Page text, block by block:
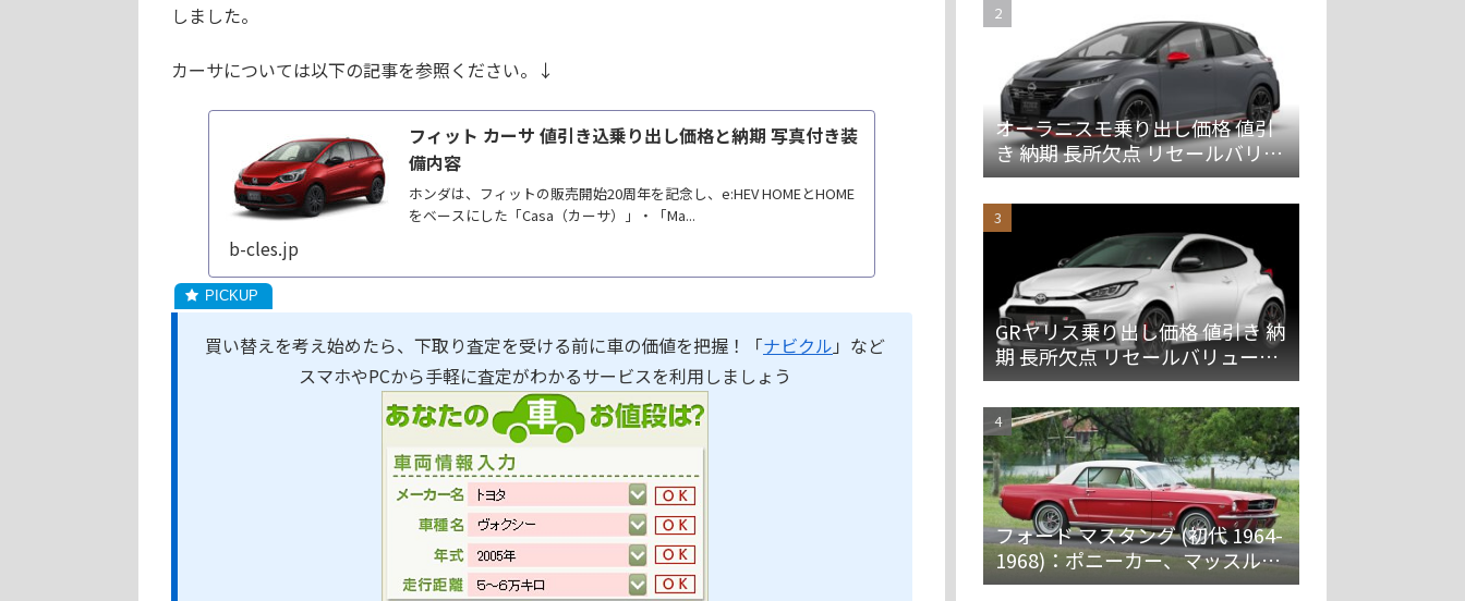
しました。
カーサについては以下の記事を参照ください。↓
フィット カーサ 値引き込乗り出し価格と納期 写真付き装
備内容
ホンダは、フィットの販売開始20周年を記念し、e:HEV HOMEとHOME
をベースにした「Casa（カーサ）」・「Ma...
b-cles.jp
買い替えを考え始めたら、下取り査定を受ける前に車の価値を把握！「ナビクル 」など
スマホやPCから手軽に査定がわかるサービスを利用しましょう
オーラニスモ乗り出し価格 値引
き 納期 長所欠点 リセールバリュ
ーを解説
GRヤリス乗り出し価格 値引き 納
期 長所欠点 リセールバリューを
解説
フォード マスタング (初代 1964-
1968)：ポニーカー、マッスルカ
ーの愛称で親しまれ大ヒット